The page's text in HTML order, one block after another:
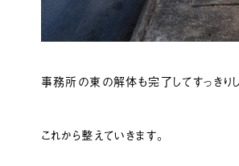
事務所の東の解体も完了してすっきり
これから整えていきます。